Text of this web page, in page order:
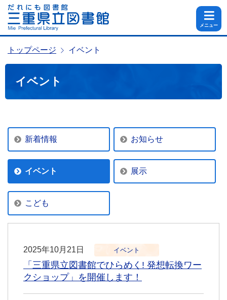
メニュー
トップページ イベント
イベント
新着情報 お知らせ
イベント 展示
こども
2025年10月21日 イベント
「三重県立図書館でひらめく! 発想転換ワー
クショップ」を開催します！